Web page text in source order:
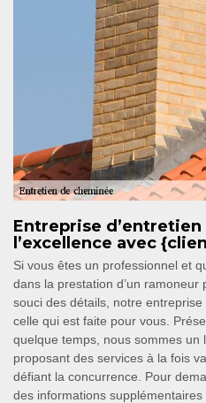
Entreprise
l’excellence avec
Si vous êtes un professionnel et
dans la prestation d’un ramoneur
souci des détails, notre
celle qui est faite pour vous.
quelque temps, nous sommes un
proposant des services à la fois
défiant la concurrence. Pour
des informations